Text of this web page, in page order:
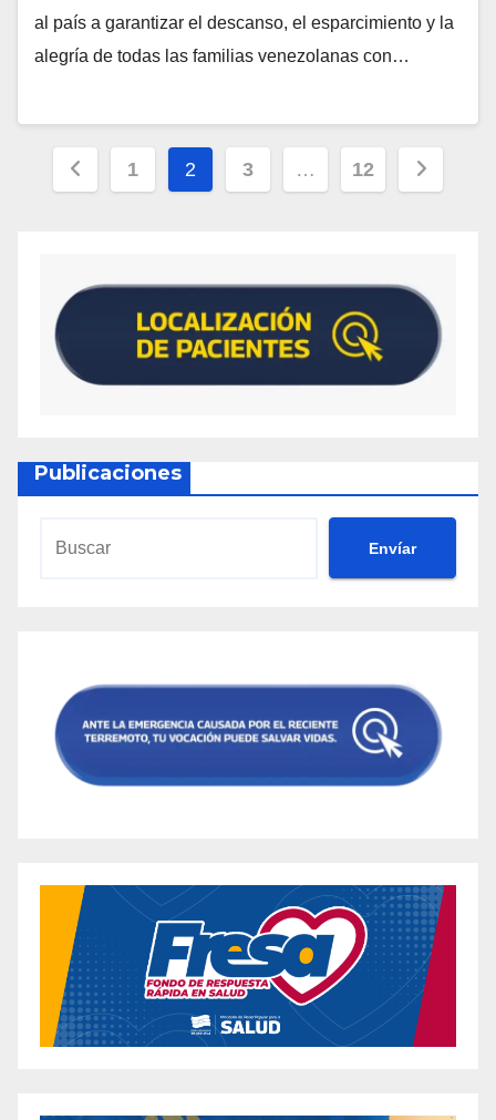
al país a garantizar el descanso, el esparcimiento y la
alegría de todas las familias venezolanas con…
1 2 3 … 12
Publicaciones
Envíar